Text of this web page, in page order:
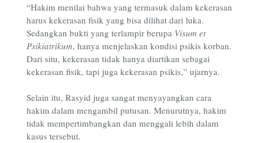
“Hakim menilai bahwa yang termasuk dalam kekerasan
harus kekerasan fisik yang bisa dilihat dari luka.
Sedangkan bukti yang terlampir berupa Visum et
Psikiatrikum, hanya menjelaskan kondisi psikis korban.
Dari situ, kekerasan tidak hanya diartikan sebagai
kekerasan fisik, tapi juga kekerasan psikis,” ujarnya.
Selain itu, Rasyid juga sangat menyayangkan cara
hakim dalam mengambil putusan. Menurutnya, hakim
tidak mempertimbangkan dan menggali lebih dalam
kasus tersebut.